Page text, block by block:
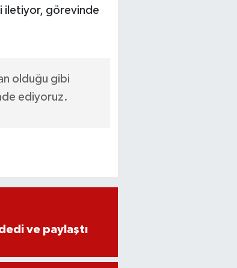
iletiyor, görevinde
olduğu gibi
ediyoruz.
ve paylaştı